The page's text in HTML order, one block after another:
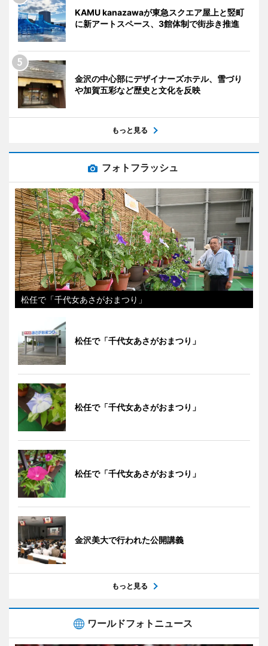
KAMU kanazawaが東急スクエア屋上と竪町
に新アートスペース、3館体制で街歩き推進
金沢の中心部にデザイナーズホテル、雪づり
や加賀五彩など歴史と文化を反映
もっと見る
フォトフラッシュ
松任で「千代女あさがおまつり」
松任で「千代女あさがおまつり」
松任で「千代女あさがおまつり」
松任で「千代女あさがおまつり」
金沢美大で行われた公開講義
もっと見る
ワールドフォトニュース